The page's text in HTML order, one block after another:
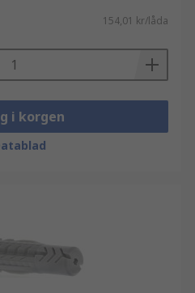
154,01 kr/låda
i korgen